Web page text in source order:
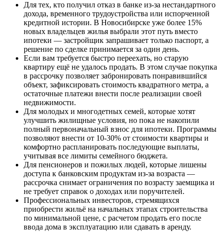
Для тех, кто получил отказ в банке из-за нестандартного
дохода, временного трудоустройства или испорченной
кредитной истории. В Новосибирске уже более 15%
новых владельцев жилья выбрали этот путь вместо
ипотеки — застройщик запрашивает только паспорт, а
решение по сделке принимается за один день.
Если вам требуется быстро переехать, но старую
квартиру ещё не удалось продать. В этом случае покупка
в рассрочку позволяет забронировать понравившийся
объект, зафиксировать стоимость квадратного метра, а
остаточные платежи внести после реализации своей
недвижимости.
Для молодых и многодетных семей, которые хотят
улучшить жилищные условия, но пока не накопили
полный первоначальный взнос для ипотеки. Программы
позволяют внести от 10-30% от стоимости квартиры и
комфортно распланировать последующие выплаты,
учитывая все лимиты семейного бюджета.
Для пенсионеров и пожилых людей, которые лишены
доступа к банковским продуктам из-за возраста —
рассрочка снимает ограничения по возрасту заемщика и
не требует справок о доходах или поручителей.
Профессиональных инвесторов, стремящихся
приобрести жильё на начальных этапах строительства
по минимальной цене, с расчетом продать его после
ввода дома в эксплуатацию или сдавать в аренду.